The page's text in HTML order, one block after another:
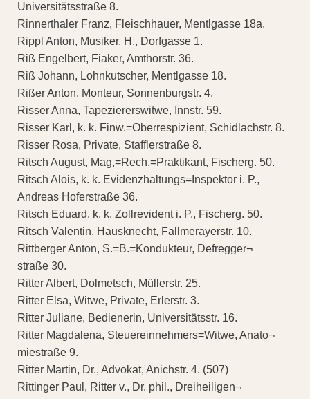
Universitätsstraße 8.
Rinnerthaler Franz, Fleischhauer, Mentlgasse 18a.
Rippl Anton, Musiker, H., Dorfgasse 1.
Riß Engelbert, Fiaker, Amthorstr. 36.
Riß Johann, Lohnkutscher, Mentlgasse 18.
Rißer Anton, Monteur, Sonnenburgstr. 4.
Risser Anna, Tapeziererswitwe, Innstr. 59.
Risser Karl, k. k. Finw.=Oberrespizient, Schidlachstr. 8.
Risser Rosa, Private, Stafflerstraße 8.
Ritsch August, Mag,=Rech.=Praktikant, Fischerg. 50.
Ritsch Alois, k. k. Evidenzhaltungs=Inspektor i. P.,
Andreas Hoferstraße 36.
Ritsch Eduard, k. k. Zollrevident i. P., Fischerg. 50.
Ritsch Valentin, Hausknecht, Fallmerayerstr. 10.
Rittberger Anton, S.=B.=Kondukteur, Defregger¬
straße 30.
Ritter Albert, Dolmetsch, Müllerstr. 25.
Ritter Elsa, Witwe, Private, Erlerstr. 3.
Ritter Juliane, Bedienerin, Universitätsstr. 16.
Ritter Magdalena, Steuereinnehmers=Witwe, Anato¬
miestraße 9.
Ritter Martin, Dr., Advokat, Anichstr. 4. (507)
Rittinger Paul, Ritter v., Dr. phil., Dreiheiligen¬